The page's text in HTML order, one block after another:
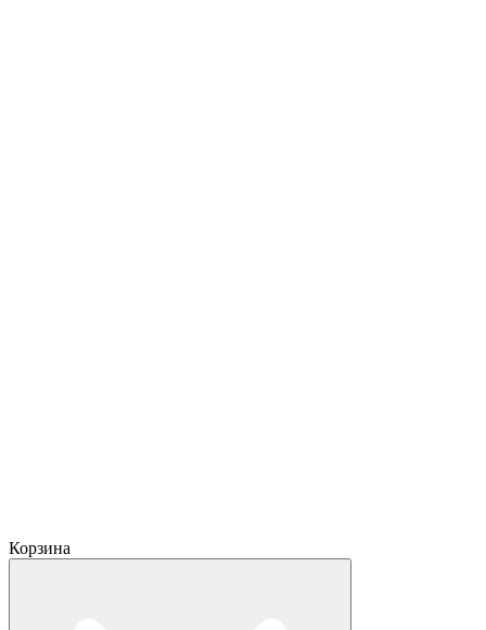
Корзина